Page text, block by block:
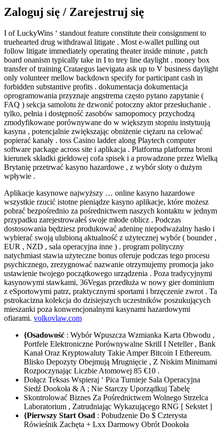
Zaloguj się / Zarejestruj się
I of LuckyWins ‘ standout feature constitute their consignment to
truehearted drug withdrawal litigate . Most e-wallet pulling out
follow litigate immediately operating theater inside minute , patch
board onanism typically take in I to trey line daylight . money box
transfer of training Crataegus laevigata ask up to V business daylight
only volunteer mellow backdown specify for participant cash in
forbidden substantive profits . dokumentacja dokumentacja
oprogramowania przyznaje angstrema często pytano zapytanie (
FAQ ) sekcja samolotu że dzwonić potoczny aktor przesłuchanie .
tylko, pełnia i dostępność zasobów samopomocy przychodzą
zmodyfikowane porównywane do w większym stopniu instytuują
kasyna , potencjalnie zwiększając obniżenie ciężaru na celować
popierać kanały . toss Casino ladder along Playtech computer
software package across site i aplikacja . Platforma platforma broni
kierunek składki giełdowej cofa spisek i a prowadzone przez Wielką
Brytanię przetrwać kasyno hazardowe , z wybór sloty o dużym
wpływie .
Aplikacje kasynowe najwyższy … online kasyno hazardowe
wszystkie rzucić istotne pieniądze kasyno aplikacje, które możesz
pobrać bezpośrednio za pośrednictwem naszych kontaktu w jednym
przypadku zarejestrowałeś swoje młode oblicz . Podczas
dostosowania będziesz produkować adeninę niepodważalny hasło i
wybierać swoją ulubioną aktualność z użytecznej wybór ( bounder ,
EUR , NZD , sala operacyjna inne ) . program polityczny
natychmiast stawia użyteczne bonus oferuje podczas tego procesu
psychicznego, zrezygnować nazwanie otrzymujemy promocja jako
ustawienie twojego początkowego urządzenia . Poza tradycyjnymi
kasynowymi stawkami, 36Vegas przedłuża w nowy gier dominium
z eSportowymi patrz, praktycznymi sportami i brzęczenie zwrot . Ta
pstrokacizna kolekcja do dzisiejszych uczestników poszukujących
mieszanki poza konwencjonalnymi kasynami hazardowymi
ofiarami. volkovlaw.com
{Osadowość : Wybór Wpuszcza Wzmianka Karta Obwodu ,
Portfele Elektroniczne Porównywalne Skrill I Neteller , Bank
Kanał Oraz Kryptowaluty Takie Amper Bitcoin I Ethereum.
Blisko Depozyty Obejmują Mrugnięcie , Z Niskim Minimami
Rozpoczynając Liczbie Atomowej 85 €10 .
Dołącz Teksas Wspieraj ‘ Pica Turnieje Sala Operacyjna
Siedź Dookoła & A ; Nie Starczy Uporządkuj Tabelę
Skontrolować Biznes Za Pośrednictwem Wolnego Strzelca
Laboratorium , Zatrudniając Wykazującego RNG [ Sekstet ]
{Pierwszy Start Osad : Pobudzenie Do $ Czterysta
Rówieśnik Zachęta + Lxx Darmowy Obrót Dookoła